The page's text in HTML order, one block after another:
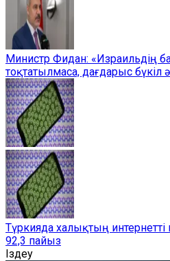
Министр Фидан: «Израильдің
тоқтатылмаса, дағдарыс бүкіл
Түркияда халықтың интернетті
92,3 пайыз
Іздеу